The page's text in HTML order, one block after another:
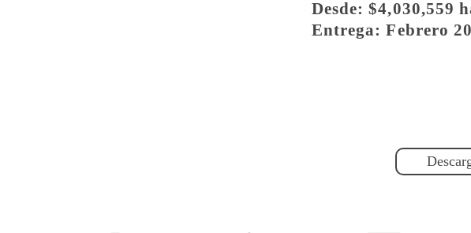
Desde: $4,030,559
Entrega: Febrero